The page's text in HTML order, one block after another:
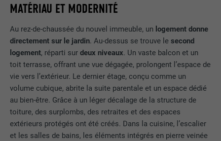
MATÉRIAU ET MODERNITÉ
Au rez-de-chaussée du nouvel immeuble, un logement donne
directement sur le jardin. Au-dessus se trouve lesecond
logement, réparti surdeux niveaux. Un vaste balcon et un
toit terrasse, offrant une vue dégagée, prolongent l’espace de
vie vers l’extérieur. Le dernier étage, conçu comme un
volume cubique, abrite la suite parentale et un espace dédié
au bien-être. Grâce à un léger décalage de la structure de
toiture, des surplombs, des retraites et des espaces
extérieurs protégés ont été créés. Dans la cuisine, l’escalier
et les salles de bains, les éléments intégrés en pierre veinée